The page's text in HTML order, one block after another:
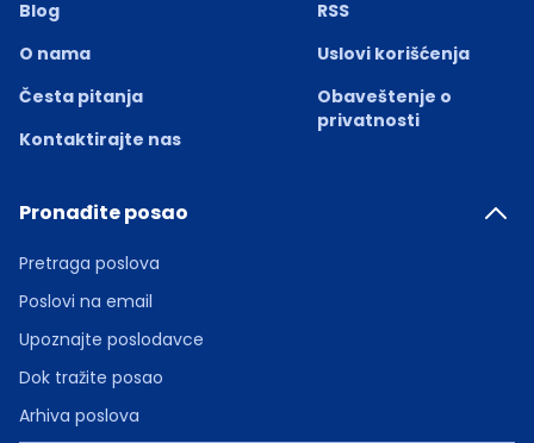
Blog
O nama
Česta pitanja
Kontaktirajte nas
RSS
Uslovi korišćenja
Obaveštenje o
privatnosti
Pronađite posao
Pretraga poslova
Poslovi na email
Upoznajte poslodavce
Dok tražite posao
Arhiva poslova